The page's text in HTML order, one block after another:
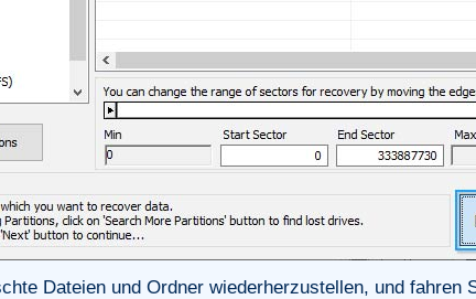
Dateien und Ordner wiederherzustellen, und fahren